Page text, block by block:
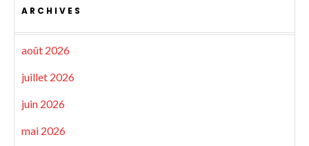
ARCHIVES
août 2026
juillet 2026
juin 2026
mai 2026